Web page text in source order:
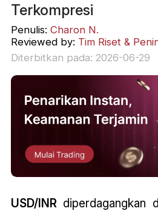
Terkompresi
Penulis: Charon N.
Reviewed by: Tim Riset &
Diterbitkan pada: 2026-06-29
USD/INRdiperdagangkan